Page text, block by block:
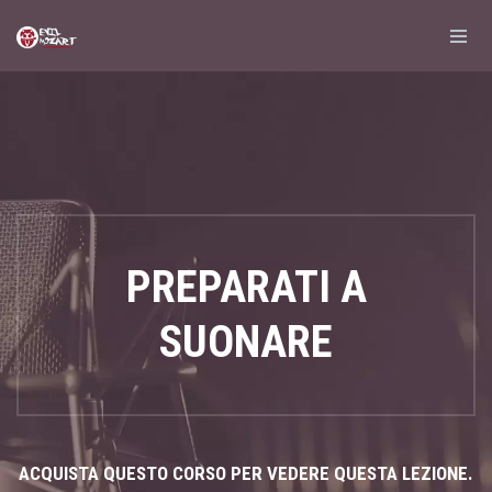
PREPARATI A
SUONARE
ACQUISTA QUESTO CORSO PER VEDERE QUESTA LEZIONE.